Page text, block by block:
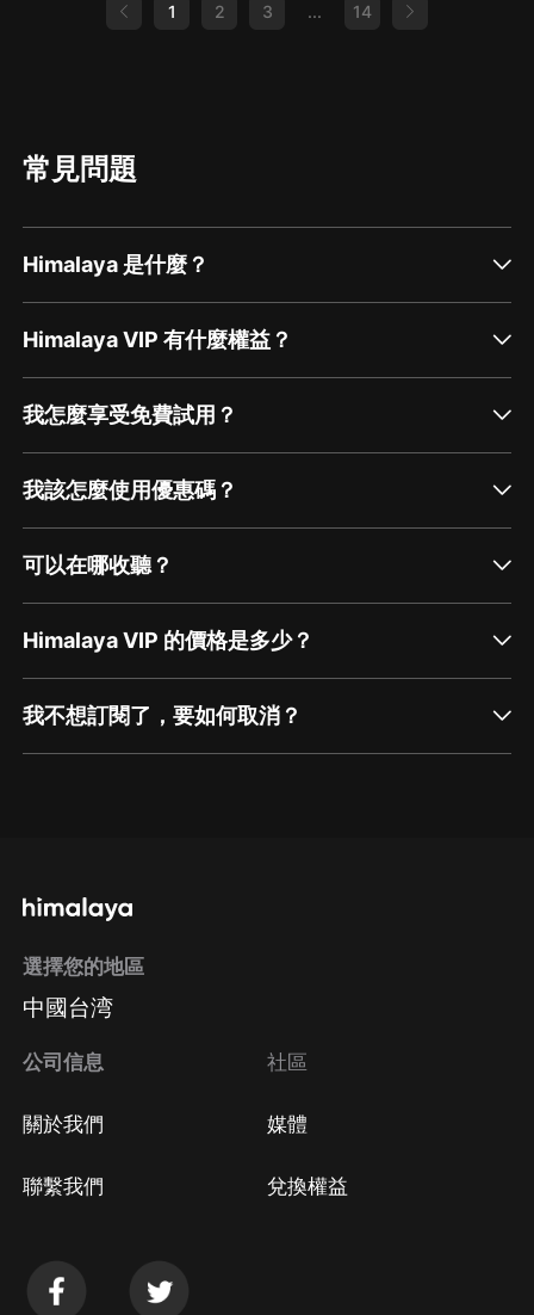
1 2 3 ... 14
常見問題
Himalaya 是什麼？
Himalaya VIP 有什麼權益？
我怎麼享受免費試用？
我該怎麼使用優惠碼？
可以在哪收聽？
Himalaya VIP 的價格是多少？
我不想訂閱了，要如何取消？
方法 Google Play取消訂閱方法
選擇您的地區
中國台湾
公司信息
關於我們
聯繫我們
社區
媒體
兌換權益